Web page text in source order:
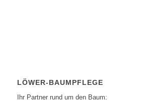
LÖWER-BAUMPFLEGE
Ihr Partner rund um den Baum: